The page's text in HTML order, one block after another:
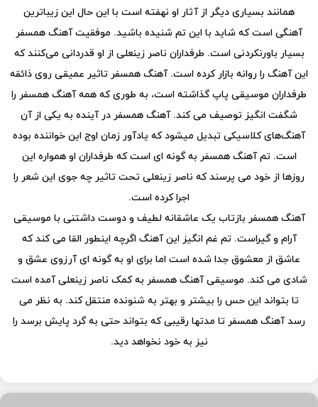
همانند بسیاری دیگر از آثار او نهفته است با این حال این زیباترین
آهنگی است که شاید با این تم شنیده باشید. موفقیت آهنگ همسفر
بسیار باورنکردنی است. طرفداران ناصر زینعلی از او قدردانی می‌کنند که
این آهنگ را روانه بازار کرده است. آهنگ همسفر تاثیر عمیقی روی ذائقه
طرفداران موسیقی پاپ گذاشته است، به طوری که همه آهنگ همسفر را
شگفت انگیز توصیف می کند. آهنگ همسفر در آینده به یکی از آن
آهنگ‌های کلاسیکی تبدیل میشود که یادآور زمان اوج این خواننده بوده
است. تم آهنگ همسفر به گونه ای است که طرفداران او همواره این
روزها از خود می پرسند که ناصر زینعلی تحت تاثیر چه جوی این شعر را
اجرا کرده است.
آهنگ همسفر بازتاب یک عاشقانه لطیف و دوست داشتنی با موسیقی
آرام و گیراست. تم غم انگیز این آهنگ اگرچه اینطور القا می کند که
عاشق از معشوق جدا شده است اما برای او به گونه ای آرزوی عشق و
شادی می کند. موسیقی آهنگ همسفر به کمک ناصر زینعلی آمده است
تا بتواند این حس را بیشتر و بهتر به شنونده منتقل کند. به نظر می
رسد آهنگ همسفر تا مدتها رقیبی که بتواند حتی به گرد پایش برسد را
نیز به خود نخواهد دید.